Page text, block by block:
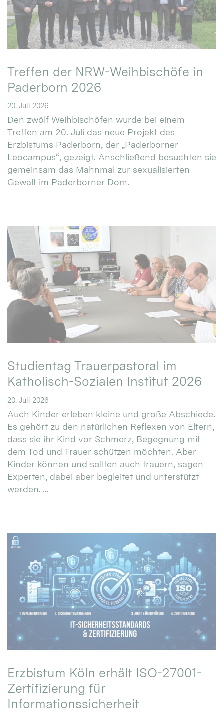
Treffen der NRW-Weihbischöfe in
Paderborn 2026
20. Juli 2026
Den zwölf Weihbischöfen wurde bei einem
Treffen am 20. Juli das neue Projekt des
Erzbistums Paderborn, der „Paderborner
Leocampus“, gezeigt. Anschließend besuchten sie
gemeinsam das Mahnmal zur sexualisierten
Gewalt im Paderborner Dom.
Studientag Trauerpastoral im
Katholisch-Sozialen Institut 2026
20. Juli 2026
Auch Kinder erleben kleine und große Abschiede.
Es gehört zu den natürlichen Reflexen von Eltern,
dass sie ihr Kind vor Schmerz, Begegnung mit
dem Tod und Trauer schützen möchten. Aber
Kinder können und sollten auch trauern, sagen
Experten, dabei aber begleitet und unterstützt
werden. ...
Erzbistum Köln erhält ISO-27001-
Zertifizierung für
Informationssicherheit